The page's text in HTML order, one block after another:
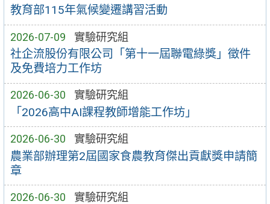
教育部115年氣候變遷講習活動
2026-07-09 實驗研究組
社企流股份有限公司「第十一屆聯電綠獎」徵件
及免費培力工作坊
2026-06-30 實驗研究組
「2026高中AI課程教師增能工作坊」
2026-06-30 實驗研究組
農業部辦理第2屆國家食農教育傑出貢獻獎申請簡
章
2026-06-30 實驗研究組